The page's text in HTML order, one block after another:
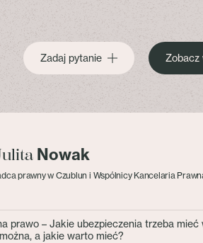
Zadaj pytanie Zobacz
Nowak
prawny w Czublun i Wspólnicy Kancelaria
prawo – Jakie ubezpieczenia trzeba mieć
a jakie warto mieć?